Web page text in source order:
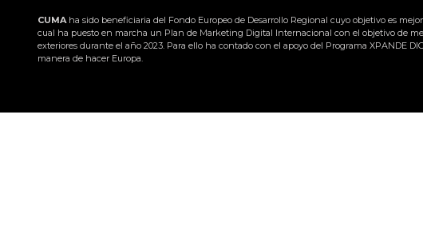
CUMAha sido beneficiaria del Fondo Europeo de Desarrollo Regional cuyo objetivo es
cual ha puesto en marcha un Plan de Marketing Digital Internacional con el objetivo de
exteriores durante el año 2023. Para ello ha contado con el apoyo del Programa XPANDE
manera de hacer Europa.